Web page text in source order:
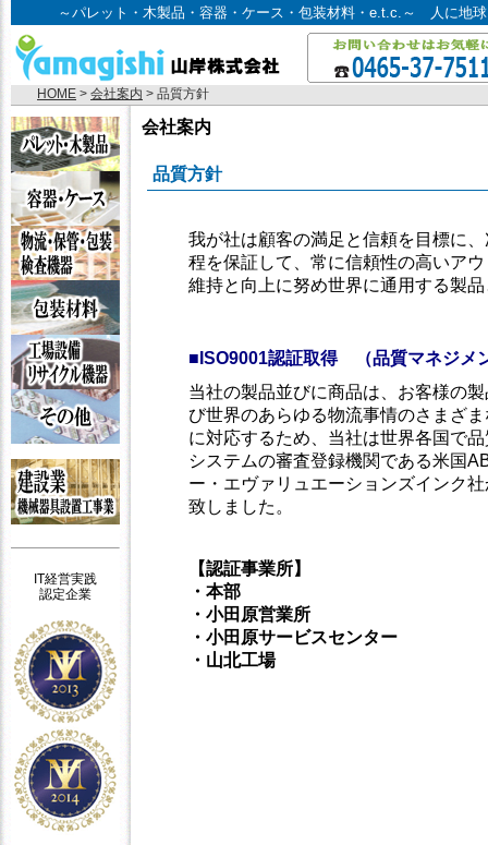
～パレット・木製品・容器・ケース・包装材料・e.t.c.～ 人に
HOME > 会社案内 > 品質方針
IT経営実践
認定企業
会社案内
品質方針
我が社は顧客の満足と信頼を目標に
程を保証して、常に信頼性の高いア
維持と向上に努め世界に通用する製
■ISO9001認証取得 （品質マネジメ
当社の製品並びに商品は、お客様の
び世界のあらゆる物流事情のさまざ
に対応するため、当社は世界各国で
システムの審査登録機関である米国
ー・エヴァリュエーションズインク
致しました。
【認証事業所】
・本部
・小田原営業所
・小田原サービスセンター
・山北工場